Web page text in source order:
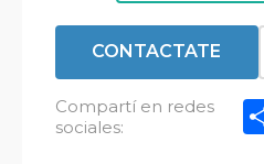
CONTACTATE
Compartí en redes
sociales: